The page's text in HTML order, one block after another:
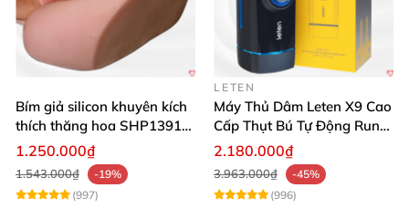
Bím giả silicon khuyên kích
thích thăng hoa SHP1391
ShopHanhPhuc
1.250.000₫
1.543.000₫
-19%
(997)
LETEN
Máy Thủ Dâm Leten X9 Cao
Cấp Thụt Bú Tự Động Rung
Rên
2.180.000₫
3.963.000₫
-45%
(996)